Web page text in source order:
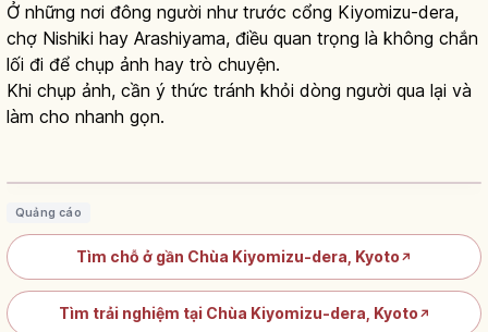
Ở những nơi đông người như trước cổng Kiyomizu-dera,
chợ Nishiki hay Arashiyama, điều quan trọng là không chắn
lối đi để chụp ảnh hay trò chuyện.
Khi chụp ảnh, cần ý thức tránh khỏi dòng người qua lại và
làm cho nhanh gọn.
Chùa Kiyomizu-dera ở Kyoto: sân gỗ và
Quảng cáo
Tìm chỗ ở gần Chùa Kiyomizu-dera, Kyoto ↗
Tìm trải nghiệm tại Chùa Kiyomizu-dera, Kyoto ↗